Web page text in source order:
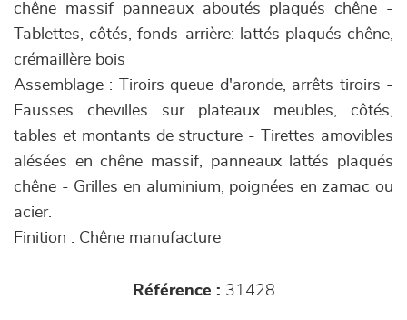
chêne massif panneaux aboutés plaqués chêne -
Tablettes, côtés, fonds-arrière: lattés plaqués chêne,
crémaillère bois
Assemblage : Tiroirs queue d'aronde, arrêts tiroirs -
Fausses chevilles sur plateaux meubles, côtés,
tables et montants de structure - Tirettes amovibles
alésées en chêne massif, panneaux lattés plaqués
chêne - Grilles en aluminium, poignées en zamac ou
acier.
Finition : Chêne manufacture
Référence : 31428